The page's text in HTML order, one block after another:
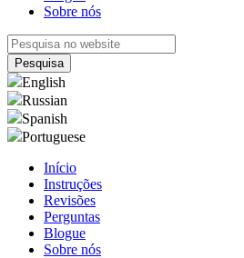
Sobre nós
English
Russian
Spanish
Portuguese
Início
Instruções
Revisões
Perguntas
Blogue
Sobre nós